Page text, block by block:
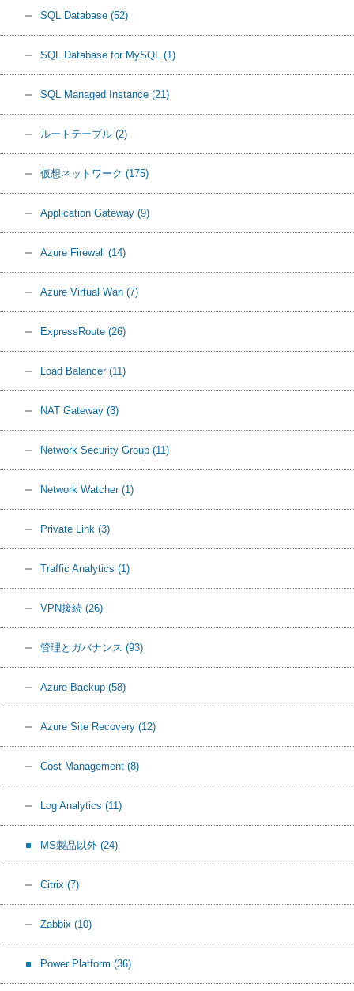
SQL Database (52)
SQL Database for MySQL (1)
SQL Managed Instance (21)
ルートテーブル (2)
仮想ネットワーク (175)
Application Gateway (9)
Azure Firewall (14)
Azure Virtual Wan (7)
ExpressRoute (26)
Load Balancer (11)
NAT Gateway (3)
Network Security Group (11)
Network Watcher (1)
Private Link (3)
Traffic Analytics (1)
VPN接続 (26)
管理とガバナンス (93)
Azure Backup (58)
Azure Site Recovery (12)
Cost Management (8)
Log Analytics (11)
MS製品以外 (24)
Citrix (7)
Zabbix (10)
Power Platform (36)